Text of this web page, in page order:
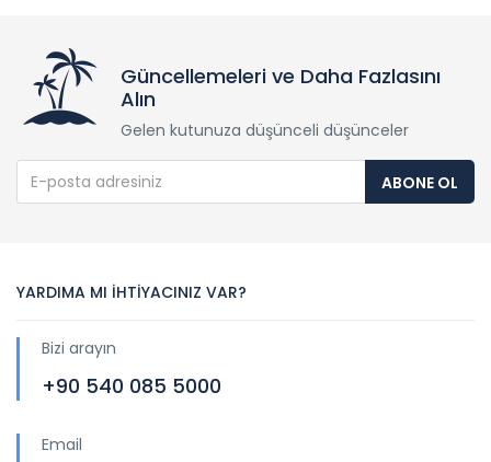
Güncellemeleri ve Daha Fazlasını
Alın
Gelen kutunuza düşünceli düşünceler
ABONE OL
YARDIMA MI İHTİYACINIZ VAR?
Bizi arayın
+90 540 085 5000
Email